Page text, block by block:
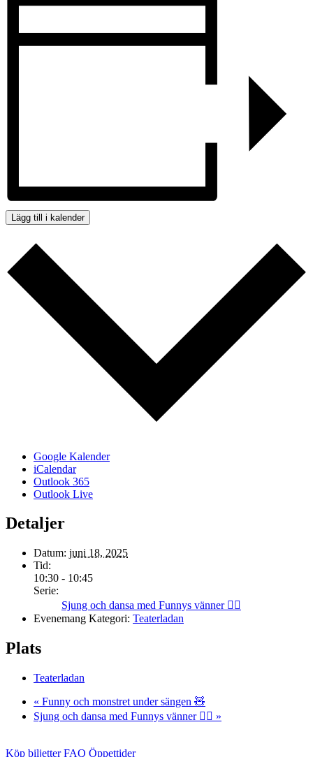
Lägg till i kalender
Google Kalender
iCalendar
Outlook 365
Outlook Live
Detaljer
Datum: juni 18, 2025
Tid:
10:30 - 10:45
Serie:
Sjung och dansa med Funnys vänner 👯‍♀️
Evenemang Kategori: Teaterladan
Plats
Teaterladan
« Funny och monstret under sängen 🧸
Sjung och dansa med Funnys vänner 👯‍♀️ »
Köp biljetter FAQ Öppettider